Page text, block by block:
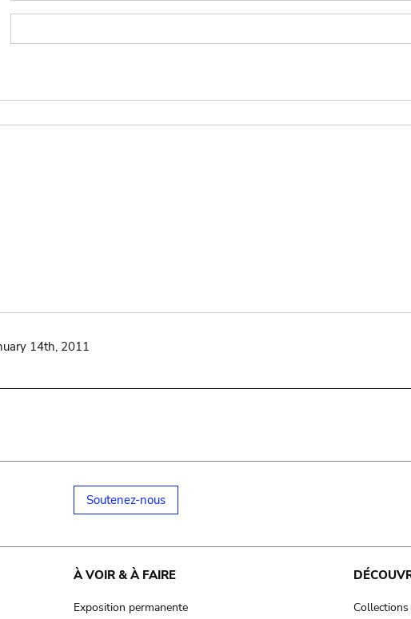
14th, 2011
Soutenez-nous
À VOIR & À FAIRE
Exposition permanente
Collections